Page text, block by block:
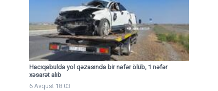
Hacıqabulda yol qəzasında bir nəfər ölüb, 1 nəfər
xəsarət alıb
6 Avqust 18:03